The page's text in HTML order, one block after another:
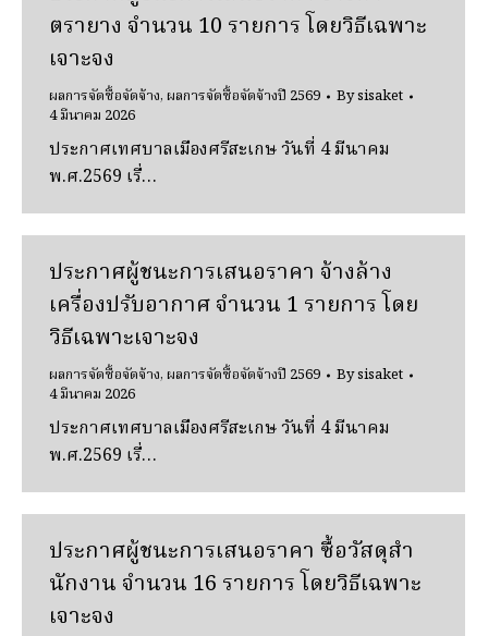
ตรายาง จํานวน 10 รายการ โดยวิธีเฉพาะ
เจาะจง
ผลการจัดซื้อจัดจ้าง,ผลการจัดซื้อจัดจ้างปี 2569 Bysisaket
4 มีนาคม 2026
ประกาศเทศบาลเมืองศรีสะเกษ วันที่ 4 มีนาคม
พ.ศ.2569 เรื่…
ประกาศผู้ชนะการเสนอราคา จ้างล้าง
เครื่องปรับอากาศ จํานวน 1 รายการ โดย
วิธีเฉพาะเจาะจง
ผลการจัดซื้อจัดจ้าง,ผลการจัดซื้อจัดจ้างปี 2569 Bysisaket
4 มีนาคม 2026
ประกาศเทศบาลเมืองศรีสะเกษ วันที่ 4 มีนาคม
พ.ศ.2569 เรื่…
ประกาศผู้ชนะการเสนอราคา ซื้อวัสดุสํา
นักงาน จํานวน 16 รายการ โดยวิธีเฉพาะ
เจาะจง